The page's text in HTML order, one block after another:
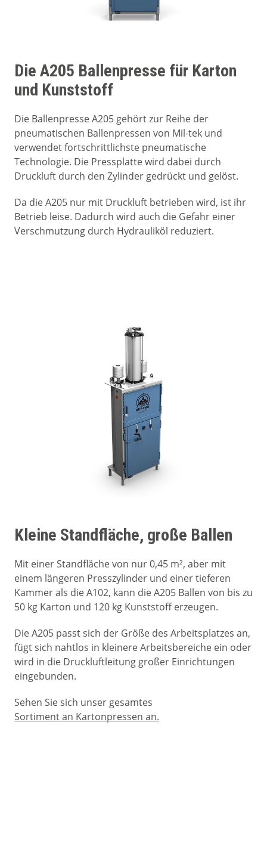
Die A205 Ballenpresse für Karton
und Kunststoff
Die Ballenpresse A205 gehört zur Reihe der
pneumatischen Ballenpressen von Mil-tek und
verwendet fortschrittlichste pneumatische
Technologie. Die Pressplatte wird dabei durch
Druckluft durch den Zylinder gedrückt und gelöst.
Da die A205 nur mit Druckluft betrieben wird, ist ihr
Betrieb leise. Dadurch wird auch die Gefahr einer
Verschmutzung durch Hydrauliköl reduziert.
Kleine Standfläche, große Ballen
Mit einer Standfläche von nur 0,45 m², aber mit
einem längeren Presszylinder und einer tieferen
Kammer als die A102, kann die A205 Ballen von bis zu
50 kg Karton und 120 kg Kunststoff erzeugen.
Die A205 passt sich der Größe des Arbeitsplatzes an,
fügt sich nahtlos in kleinere Arbeitsbereiche ein oder
wird in die Druckluftleitung großer Einrichtungen
eingebunden.
Sehen Sie sich unser gesamtes
Sortiment an Kartonpressen an.